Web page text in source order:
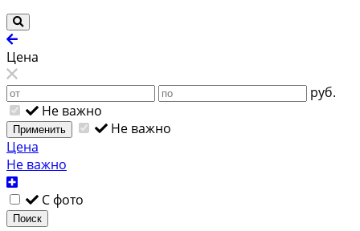
Цена
руб.
Не важно
Применить
Не важно
Цена
Не важно
С фото
Поиск